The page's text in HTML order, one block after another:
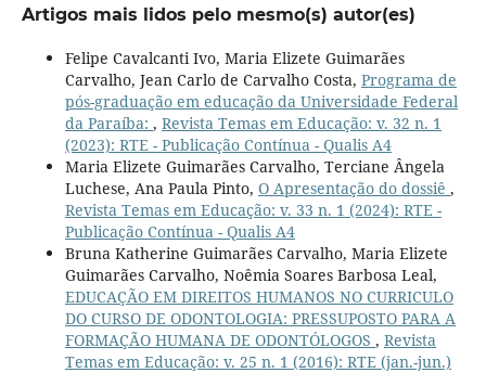
Artigos mais lidos pelo mesmo(s) autor(es)
Felipe Cavalcanti Ivo, Maria Elizete Guimarães
Carvalho, Jean Carlo de Carvalho Costa, Programa de
pós-graduação em educação da Universidade Federal
da Paraíba: , Revista Temas em Educação: v. 32 n. 1
(2023): RTE - Publicação Contínua - Qualis A4
Maria Elizete Guimarães Carvalho, Terciane Ângela
Luchese, Ana Paula Pinto, O Apresentação do dossiê ,
Revista Temas em Educação: v. 33 n. 1 (2024): RTE -
Publicação Contínua - Qualis A4
Bruna Katherine Guimarães Carvalho, Maria Elizete
Guimarães Carvalho, Noêmia Soares Barbosa Leal,
EDUCAÇÃO EM DIREITOS HUMANOS NO CURRICULO
DO CURSO DE ODONTOLOGIA: PRESSUPOSTO PARA A
FORMAÇÃO HUMANA DE ODONTÓLOGOS , Revista
Temas em Educação: v. 25 n. 1 (2016): RTE (jan.-jun.)